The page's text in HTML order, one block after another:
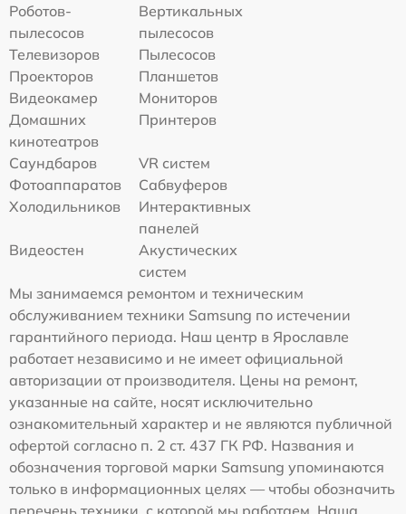
Роботов-
пылесосов
Вертикальных
пылесосов
Телевизоров
Пылесосов
Проекторов
Планшетов
Видеокамер
Мониторов
Домашних
кинотеатров
Принтеров
Саундбаров
VR систем
Фотоаппаратов
Сабвуферов
Холодильников
Интерактивных
панелей
Видеостен
Акустических
систем
Мы занимаемся ремонтом и техническим
обслуживанием техники Samsung по истечении
гарантийного периода. Наш центр в Ярославле
работает независимо и не имеет официальной
авторизации от производителя. Цены на ремонт,
указанные на сайте, носят исключительно
ознакомительный характер и не являются публичной
офертой согласно п. 2 ст. 437 ГК РФ. Названия и
обозначения торговой марки Samsung упоминаются
только в информационных целях — чтобы обозначить